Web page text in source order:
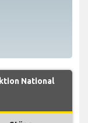
National